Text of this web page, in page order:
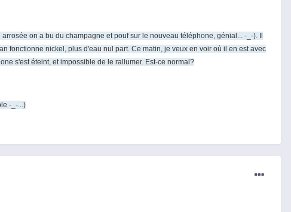
on a bu du champagne et pouf sur le nouveau téléphone, génial... -_-). Il
fonctionne nickel, plus d'eau nul part. Ce matin, je veux en voir où il en est avec
s'est éteint, et impossible de le rallumer. Est-ce normal?
-_-...)